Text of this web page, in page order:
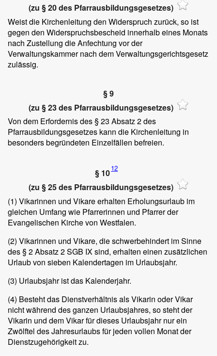
(zu § 20 des Pfarrausbildungsgesetzes)
Weist die Kirchenleitung den Widerspruch zurück, so ist
gegen den Widerspruchsbescheid innerhalb eines Monats
nach Zustellung die Anfechtung vor der
Verwaltungskammer nach dem Verwaltungsgerichtsgesetz
zulässig.
§ 9
(zu § 23 des Pfarrausbildungsgesetzes)
Von dem Erfordernis des § 23 Absatz 2 des
Pfarrausbildungsgesetzes kann die Kirchenleitung in
besonders begründeten Einzelfällen befreien.
§ 1012
(zu § 25 des Pfarrausbildungsgesetzes)
(1) Vikarinnen und Vikare erhalten Erholungsurlaub im
gleichen Umfang wie Pfarrerinnen und Pfarrer der
Evangelischen Kirche von Westfalen.
(2) Vikarinnen und Vikare, die schwerbehindert im Sinne
des § 2 Absatz 2 SGB IX sind, erhalten einen zusätzlichen
Urlaub von sieben Kalendertagen im Urlaubsjahr.
(3) Urlaubsjahr ist das Kalenderjahr.
(4) Besteht das Dienstverhältnis als Vikarin oder Vikar
nicht während des ganzen Urlaubsjahres, so steht der
Vikarin und dem Vikar für dieses Urlaubsjahr nur ein
Zwölftel des Jahresurlaubs für jeden vollen Monat der
Dienstzugehörigkeit zu.